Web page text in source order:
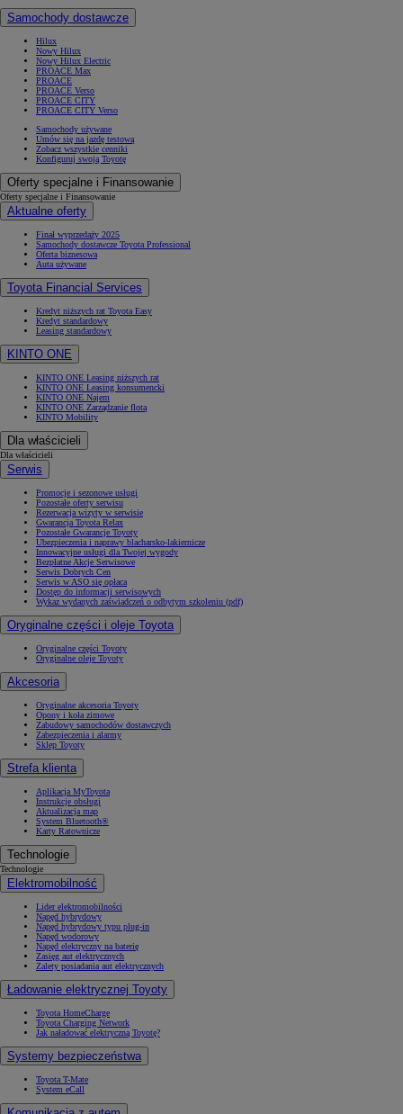
Samochody dostawcze
Hilux
Nowy Hilux
Nowy Hilux Electric
PROACE Max
PROACE
PROACE Verso
PROACE CITY
PROACE CITY Verso
Samochody używane
Umów się na jazdę testową
Zobacz wszystkie cenniki
Konfiguruj swoją Toyotę
Oferty specjalne i Finansowanie
Oferty specjalne i Finansowanie
Aktualne oferty
Finał wyprzedaży 2025
Samochody dostawcze Toyota Professional
Oferta biznesowa
Auta używane
Toyota Financial Services
Kredyt niższych rat Toyota Easy
Kredyt standardowy
Leasing standardowy
KINTO ONE
KINTO ONE Leasing niższych rat
KINTO ONE Leasing konsumencki
KINTO ONE Najem
KINTO ONE Zarządzanie flotą
KINTO Mobility
Dla właścicieli
Dla właścicieli
Serwis
Promocje i sezonowe usługi
Pozostałe oferty serwisu
Rezerwacja wizyty w serwisie
Gwarancja Toyota Relax
Pozostałe Gwarancje Toyoty
Ubezpieczenia i naprawy blacharsko-lakiernicze
Innowacyjne usługi dla Twojej wygody
Bezpłatne Akcje Serwisowe
Serwis Dobrych Cen
Serwis w ASO się opłaca
Dostęp do informacji serwisowych
Wykaz wydanych zaświadczeń o odbytym szkoleniu (pdf)
Oryginalne części i oleje Toyota
Oryginalne części Toyoty
Oryginalne oleje Toyoty
Akcesoria
Oryginalne akcesoria Toyoty
Opony i koła zimowe
Zabudowy samochodów dostawczych
Zabezpieczenia i alarmy
Sklep Toyoty
Strefa klienta
Aplikacja MyToyota
Instrukcje obsługi
Aktualizacja map
System Bluetooth®
Karty Ratownicze
Technologie
Technologie
Elektromobilność
Lider elektromobilności
Napęd hybrydowy
Napęd hybrydowy typu plug-in
Napęd wodorowy
Napęd elektryczny na baterię
Zasięg aut elektrycznych
Zalety posiadania aut elektrycznych
Ładowanie elektrycznej Toyoty
Toyota HomeCharge
Toyota Charging Network
Jak naładować elektryczną Toyotę?
Systemy bezpieczeństwa
Toyota T-Mate
System eCall